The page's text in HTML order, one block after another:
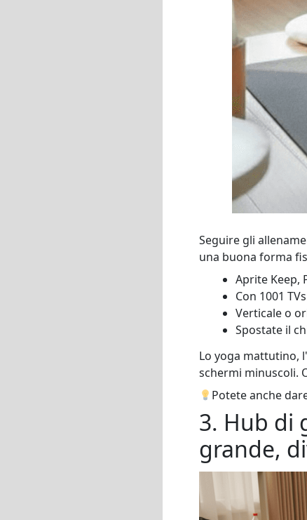
Seguire gli
una buona forma
Aprite Keep,
Con 1001
Verticale o
Spostate il
Lo yoga mattutino,
schermi minuscoli.
Potete anche
3. Hub di
grande,